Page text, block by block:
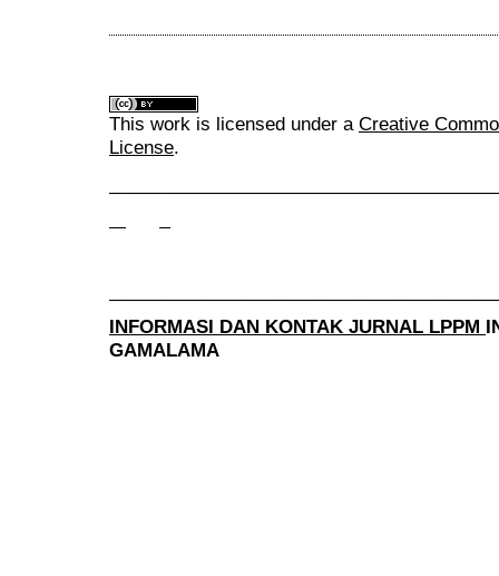
This work is licensed under a Creative
License.
INFORMASI DAN KONTAK JURNAL LPPM
GAMALAMA